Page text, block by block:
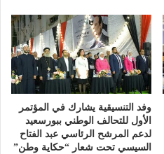
وفد التنسيقية يشارك في المؤتمر
الأول للتحالف الوطني ببورسعيد
لدعم المرشح الرئاسي عبد الفتاح
السيسي تحت شعار “حكاية وطن”